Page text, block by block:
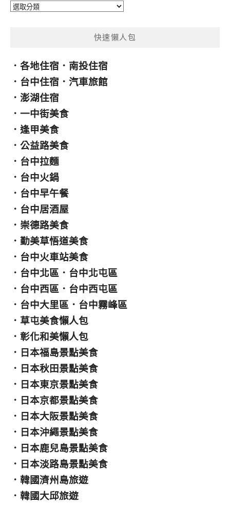
分
快速懶人包
． 各地住宿 ． 南投住宿
． 台中住宿 ． 汽車旅館
． 澎湖住宿
． 一中街美食
． 逢甲美食
． 公益路美食
． 台中拉麵
． 台中火鍋
． 台中早午餐
． 台中居酒屋
． 崇德路美食
． 勤美草悟道美食
． 台中火車站美食
． 台中北區 ． 台中北屯區
． 台中西區 ． 台中西屯區
． 台中大里區 ． 台中霧峰區
． 草屯美食懶人包
． 彰化和美懶人包
． 日本福島景點美食
． 日本秋田景點美食
． 日本東京景點美食
． 日本京都景點美食
． 日本大阪景點美食
． 日本沖繩景點美食
． 日本鹿兒島景點美食
． 日本淡路島景點美食
． 韓國濟州島旅遊
． 韓國大邱旅遊